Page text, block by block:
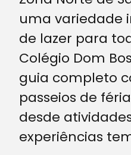
uma variedade
de lazer para
Colégio Dom
guia completo
passeios de
desde
experiências